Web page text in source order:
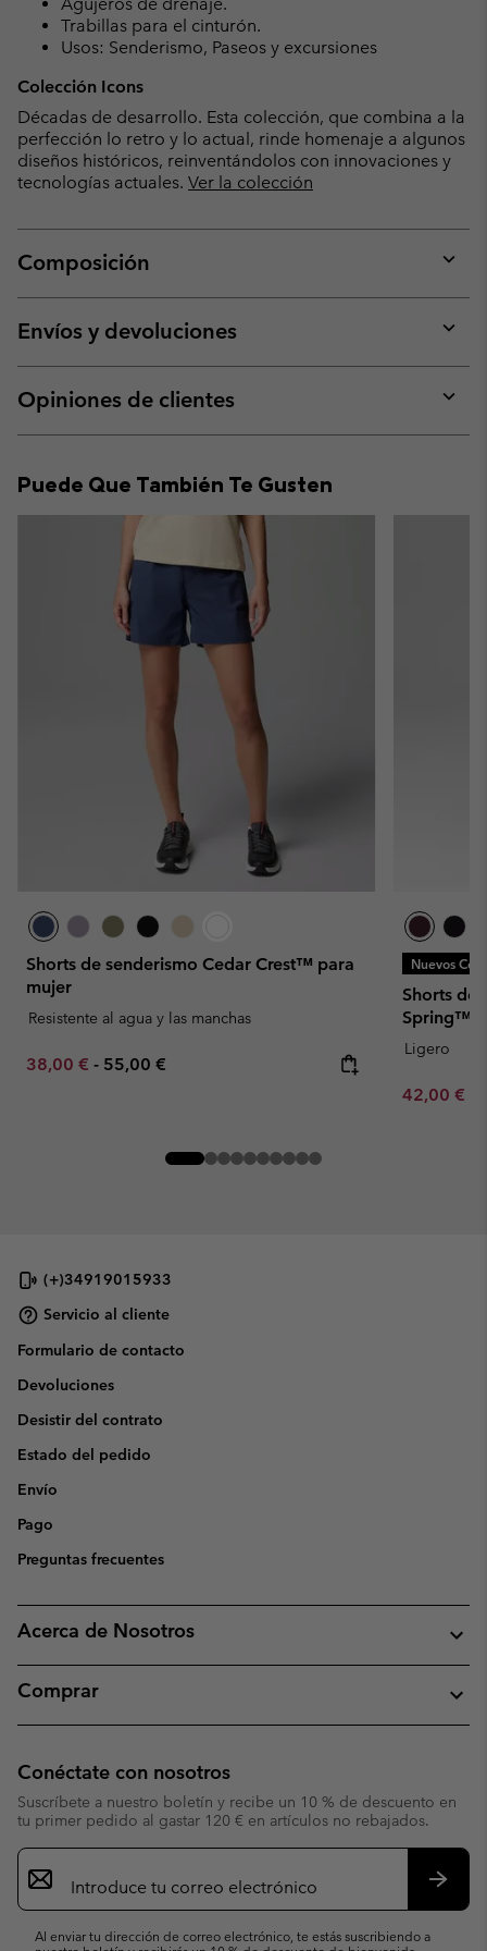
Trabillas para el cinturón.
Usos: Senderismo, Paseos y excursiones
Colección Icons
Décadas de desarrollo. Esta colección, que combina a la
perfección lo retro y lo actual, rinde homenaje a algunos
diseños históricos, reinventándolos con innovaciones y
tecnologías actuales. Ver la colección
Composición
or
Envíos y devoluciones
or
Opiniones de clientes
or
Puede Que También Te Gusten
Shorts de senderismo Cedar Crest™ para
mujer
Resistente al agua y las manchas
Minimum sale price:
38,00 € - Maximum price:
55,00 €
Nuevos
Shorts de
Spring™
Ligero
Minimum
42,00 €
(+)34919015933
Servicio al cliente
Formulario de contacto
Devoluciones
Desistir del contrato
Estado del pedido
Envío
Pago
Preguntas frecuentes
Acerca de Nosotros
Comprar
Conéctate con nosotros
Suscríbete a nuestro boletín y recibe un 10 % de descuento en
tu primer pedido al gastar 120 € en artículos no rebajados.
Suscripción
de
correo
Al enviar tu dirección de correo electrónico, te estás suscribiendo a